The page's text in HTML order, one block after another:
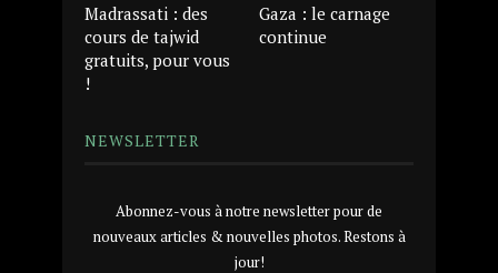
Madrassati : des
cours de tajwid
gratuits, pour vous
!
Gaza : le carnage
continue
NEWSLETTER
Abonnez-vous à notre newsletter pour de
nouveaux articles & nouvelles photos. Restons à
jour!